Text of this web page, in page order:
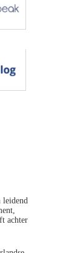
leidend
achter